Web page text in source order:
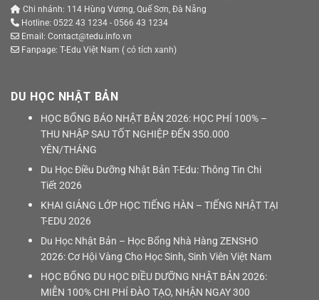
Chi nhánh: 114 Hùng Vương, Quế Sơn, Đà Nẵng
Hotline: 0522 43 1234 - 0566 43 1234
Email: Contact@tedu.info.vn
Fanpage: T-Edu Việt Nam ( có tích xanh)
DU HỌC NHẬT BẢN
HỌC BỔNG BÁO NHẬT BẢN 2026: HỌC PHÍ 100% –
THU NHẬP SAU TỐT NGHIỆP ĐẾN 350.000
YÊN/THÁNG
Du Học Điều Dưỡng Nhật Bản T-Edu: Thông Tin Chi
Tiết 2026
KHAI GIẢNG LỚP HỌC TIẾNG HÀN – TIẾNG NHẬT TẠI
T-EDU 2026
Du Học Nhật Bản – Học Bổng Nhà Hàng ZENSHO
2026: Cơ Hội Vàng Cho Học Sinh, Sinh Viên Việt Nam
HỌC BỔNG DU HỌC ĐIỀU DƯỠNG NHẬT BẢN 2026:
MIỄN 100% CHI PHÍ ĐÀO TẠO, NHẬN NGAY 300